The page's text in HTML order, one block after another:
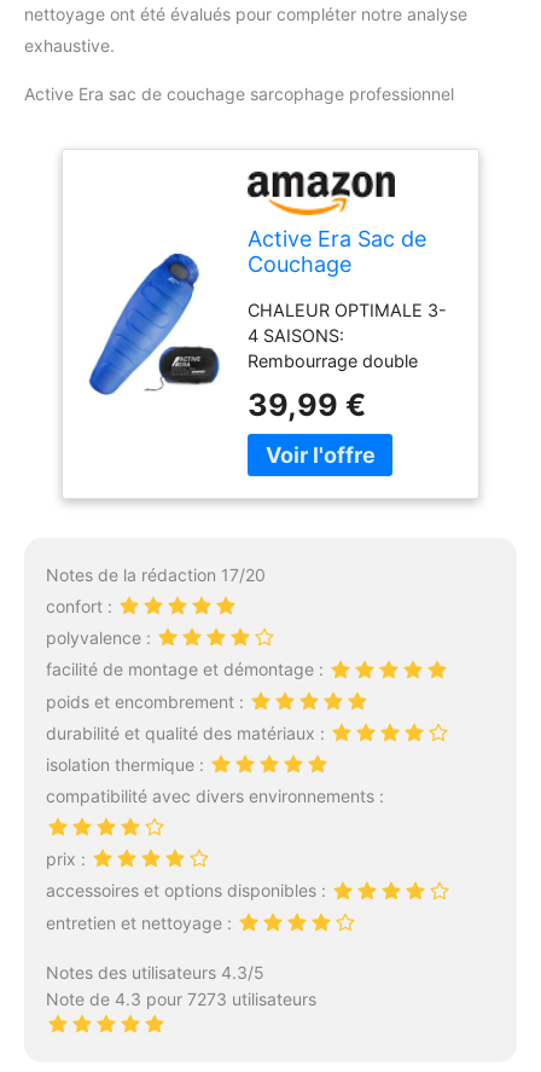
nettoyage ont été évalués pour compléter notre analyse
exhaustive.
Active Era sac de couchage sarcophage professionnel
Active Era Sac de
Couchage
Professionnel,
300GSM, 3-4
Saisons,
Température
Extrême, Duvet
Adulte Compact
pour Camping,
Randonnée et
de Serrage et Collier
CHALEUR OPTIMALE 3-
4 SAISONS:
Rembourrage double
g/m² pour un
réchauffement constant
lors de vos aventures en
UNE CHALEUR CIBLÉE:
couchage, qui épouse la
silhouette et se rétrécit
au niveau des jambes,
est plus efficace pour
vous garder au chaud par
temps froid que les sacs
de couchage
Sac de couchage grand
froid pour température
de confort de 0°C à
+10°C. Dimensions du
39,99 €
Notes de la rédaction 17/20
confort :
polyvalence :
facilité de montage et démontage :
poids et encombrement :
durabilité et qualité des matériaux :
isolation thermique :
compatibilité avec divers environnements :
prix :
accessoires et options disponibles :
entretien et nettoyage :
Notes des utilisateurs 4.3/5
Note de 4.3 pour 7273 utilisateurs